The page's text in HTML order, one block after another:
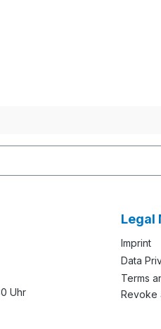
Uhr
Legal
Imprint
Data
Terms
Revoke